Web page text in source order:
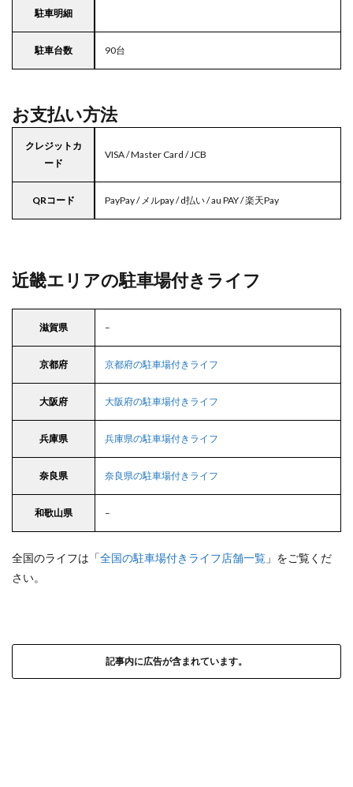
駐車明細
駐車台数 90台
お支払い方法
クレジットカ
ード
VISA / Master Card / JCB
QRコード PayPay / メルpay / d払い / au PAY / 楽天Pay
近畿エリアの駐車場付きライフ
滋賀県 –
京都府 京都府の駐車場付きライフ
大阪府 大阪府の駐車場付きライフ
兵庫県 兵庫県の駐車場付きライフ
奈良県 奈良県の駐車場付きライフ
和歌山県 –
全国のライフは「全国の駐車場付きライフ店舗一覧 」をご覧くだ
さい。
記事内に広告が含まれています。